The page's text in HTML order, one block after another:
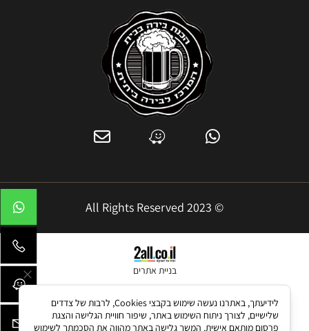
© 2023 All Rights Reserved
בניית אתרים
לידיעתך, באתרנו נעשה שימוש בקבצי Cookies, לרבות של צדדים
שלישיים, לצורך ניתוח השימוש באתר, שיפור חוויית הגלישה והצגת
פרסום מותאם אישית. המשך גלישה באתר מהווה את הסכמתך לשימוש